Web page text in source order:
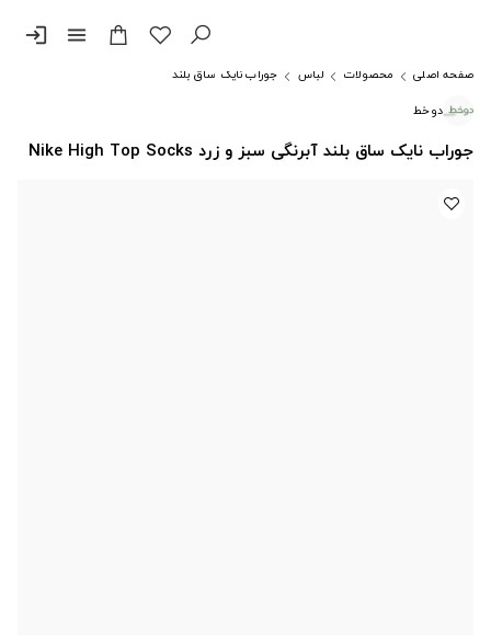
menu
login
صفحه اصلی محصولات لباس
جوراب نایک ساق بلند
دوخط
جوراب نایک ساق بلند آبرنگی سبز و زرد Nike High Top Socks